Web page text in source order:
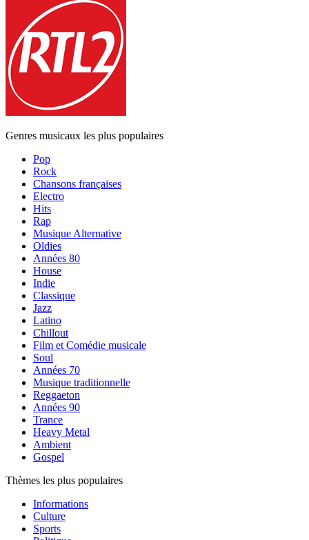
Genres musicaux les plus populaires
Pop
Rock
Chansons françaises
Electro
Hits
Rap
Musique Alternative
Oldies
Années 80
House
Indie
Classique
Jazz
Latino
Chillout
Film et Comédie musicale
Soul
Années 70
Musique traditionnelle
Reggaeton
Années 90
Trance
Heavy Metal
Ambient
Gospel
Thèmes les plus populaires
Informations
Culture
Sports